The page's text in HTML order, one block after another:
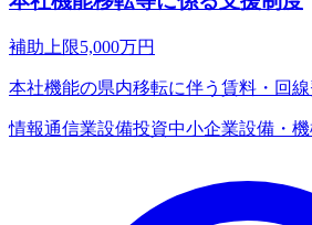
補助上限5,000万円
本社機能の県内移転に伴う賃料・回
情報通信業設備投資中小企業設備・